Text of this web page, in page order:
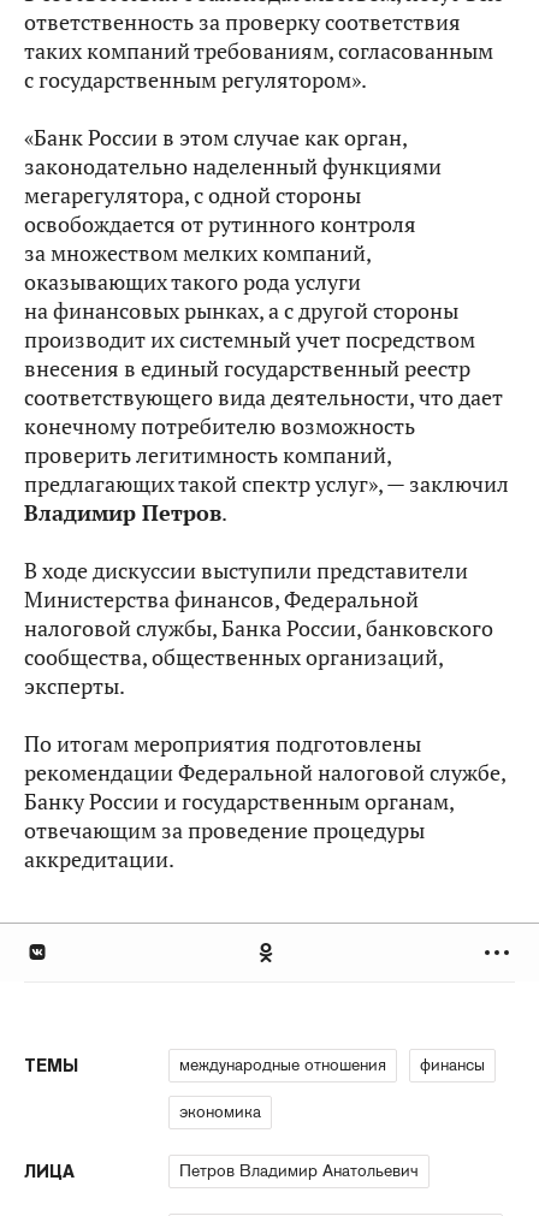
ответственность за проверку соответствия
таких компаний требованиям, согласованным
с государственным регулятором».
«Банк России в этом случае как орган,
законодательно наделенный функциями
мегарегулятора, с одной стороны
освобождается от рутинного контроля
за множеством мелких компаний,
оказывающих такого рода услуги
на финансовых рынках, а с другой стороны
производит их системный учет посредством
внесения в единый государственный реестр
соответствующего вида деятельности, что дает
конечному потребителю возможность
проверить легитимность компаний,
предлагающих такой спектр услуг», — заключил
Владимир Петров.
В ходе дискуссии выступили представители
Министерства финансов, Федеральной
налоговой службы, Банка России, банковского
сообщества, общественных организаций,
эксперты.
По итогам мероприятия подготовлены
рекомендации Федеральной налоговой службе,
Банку России и государственным органам,
отвечающим за проведение процедуры
аккредитации.
ТЕМЫ международные отношения финансы
экономика
ЛИЦА Петров Владимир Анатольевич